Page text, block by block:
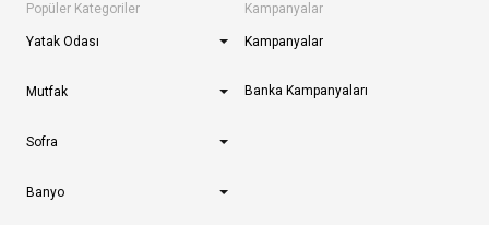
Popüler Kategoriler
Yatak Odası
Mutfak
Sofra
Banyo
Kampanyalar
Kampanyalar
Banka Kampanyaları